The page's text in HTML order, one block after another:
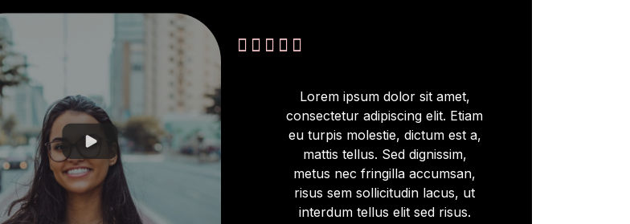
    
Lorem ipsum dolor sit amet,
consectetur adipiscing elit. Etiam
eu turpis molestie, dictum est a,
mattis tellus. Sed dignissim,
metus nec fringilla accumsan,
risus sem sollicitudin lacus, ut
interdum tellus elit sed risus.